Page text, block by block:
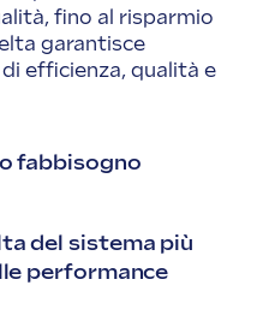
fino al risparmio
garantisce
efficienza, qualità e
fabbisogno
del sistema più
performance